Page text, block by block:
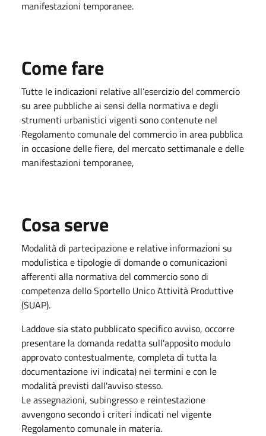
manifestazioni temporanee.
Come fare
Tutte le indicazioni relative all’esercizio del commercio
su aree pubbliche ai sensi della normativa e degli
strumenti urbanistici vigenti sono contenute nel
Regolamento comunale del commercio in area pubblica
in occasione delle fiere, del mercato settimanale e delle
manifestazioni temporanee,
Cosa serve
Modalità di partecipazione e relative informazioni su
modulistica e tipologie di domande o comunicazioni
afferenti alla normativa del commercio sono di
competenza dello Sportello Unico Attività Produttive
(SUAP).
Laddove sia stato pubblicato specifico avviso, occorre
presentare la domanda redatta sull'apposito modulo
approvato contestualmente, completa di tutta la
documentazione ivi indicata) nei termini e con le
modalità previsti dall'avviso stesso.
Le assegnazioni, subingresso e reintestazione
avvengono secondo i criteri indicati nel vigente
Regolamento comunale in materia.